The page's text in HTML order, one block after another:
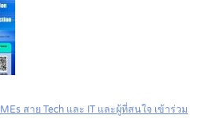
สาย Tech และ IT และผู้ที่สนใจ เข้าร่วม